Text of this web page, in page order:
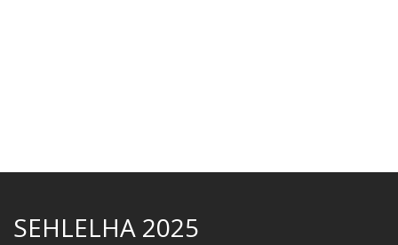
SEHLELHA 2025